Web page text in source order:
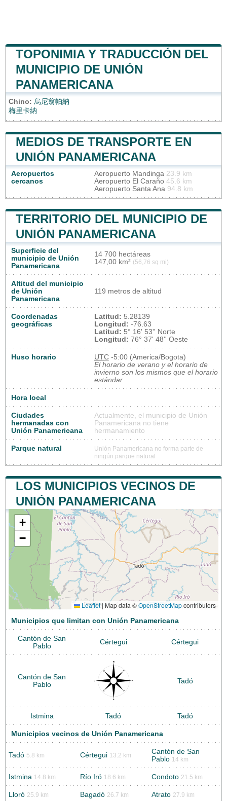
TOPONIMIA Y TRADUCCIÓN DEL
MUNICIPIO DE UNIÓN
PANAMERICANA
Chino: 烏尼翁帕納
梅里卡納
MEDIOS DE TRANSPORTE EN
UNIÓN PANAMERICANA
Aeropuertos
cercanos
Aeropuerto Mandinga 23.9 km
Aeropuerto El Caraño 45.6 km
Aeropuerto Santa Ana 94.8 km
TERRITORIO DEL MUNICIPIO DE
UNIÓN PANAMERICANA
Superficie del
municipio de Unión
Panamericana
14 700 hectáreas
147,00 km² (56,76 sq mi)
Altitud del municipio
de Unión
Panamericana
119 metros de altitud
Coordenadas
geográficas
Latitud: 5.28139
Longitud: -76.63
Latitud: 5° 16' 53'' Norte
Longitud: 76° 37' 48'' Oeste
Huso horario UTC -5:00 (America/Bogota)
El horario de verano y el horario de
invierno son los mismos que el horario
estándar
Hora local
Ciudades
hermanadas con
Unión Panamericana
Actualmente, el municipio de Unión
Panamericana no tiene
hermanamiento
Parque natural
Unión Panamericana no forma parte de
ningún parque natural
LOS MUNICIPIOS VECINOS DE
UNIÓN PANAMERICANA
+
−
Leaflet | Map data ©OpenStreetMapcontributors
Municipios que limitan con Unión Panamericana
Cantón de San
Pablo
Cértegui Cértegui
Cantón de San
Pablo
Tadó
Istmina Tadó Tadó
Municipios vecinos de Unión Panamericana
Tadó 5.8 km Cértegui 13.2 km
Cantón de San
Pablo 14 km
Istmina 14.8 km Río Iró 18.6 km Condoto 21.5 km
Lloró 25.9 km Bagadó 26.7 km Atrato 27.9 km